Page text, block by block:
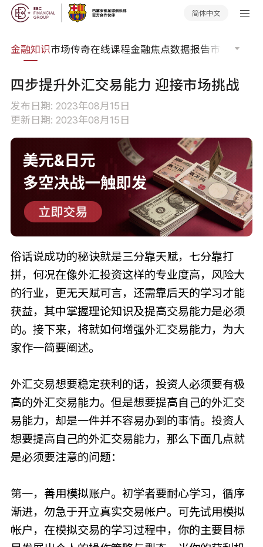
简体中文
金融知识市场传奇在线课程金融焦点数据报告市场分析
四步提升外汇交易能力 迎接市场挑战
发布日期: 2023年08月15日
更新日期: 2023年08月15日
俗话说成功的秘诀就是三分靠天赋，七分靠打
拼，何况在像外汇投资这样的专业度高，风险大
的行业，更无天赋可言，还需靠后天的学习才能
获益，其中掌握理论知识及提高交易能力是必须
的。接下来，将就如何增强外汇交易能力，为大
家作一简要阐述。
外汇交易想要稳定获利的话，投资人必须要有极
高的外汇交易能力。但是想要提高自己的外汇交
易能力，却是一件并不容易办到的事情。投资人
想要提高自己的外汇交易能力，那么下面几点就
是必须要注意的问题：
第一，善用模拟账户。初学者要耐心学习，循序
渐进，勿急于开立真实交易帐户。可先试用模拟
帐户，在模拟交易的学习过程中，你的主要目标